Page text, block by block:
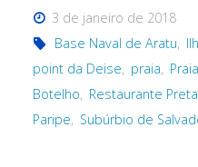
3 de janeiro de 2018
Base Naval de Aratu,
point da Deise, praia,
Botelho, Restaurante Preta
Paripe, Subúrbio de